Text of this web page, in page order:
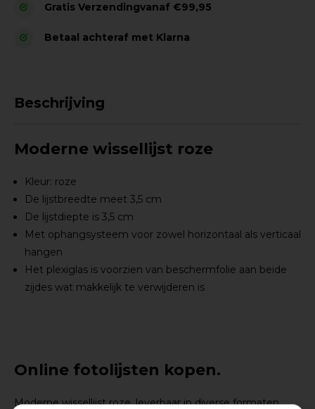
Gratis Verzendingvanaf €99,95
Betaal achteraf met Klarna
Beschrijving
Moderne wissellijst roze
Kleur: roze
De lijstbreedte meet 3,5 cm
De lijstdiepte is 3,5 cm
Met ophangsysteem voor zowel horizontaal als verticaal
hangen
Het plexiglas is voorzien van beschermfolie aan beide
zijdes wat makkelijk te verwijderen is
Online fotolijsten kopen.
Moderne wissellijst roze, leverbaar in diverse formaten.